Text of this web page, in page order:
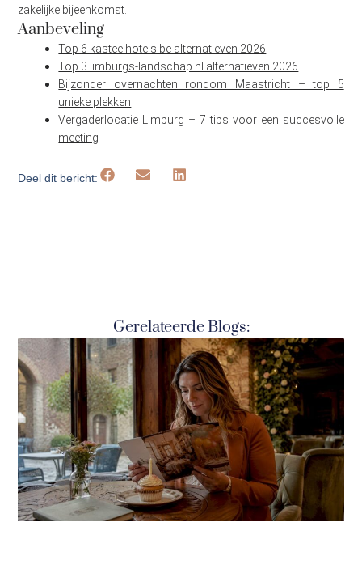
zakelijke bijeenkomst.
Aanbeveling
Top 6 kasteelhotels.be alternatieven 2026
Top 3 limburgs-landschap.nl alternatieven 2026
Bijzonder overnachten rondom Maastricht – top 5
unieke plekken
Vergaderlocatie Limburg – 7 tips voor een succesvolle
meeting
Deel dit bericht:
Gerelateerde Blogs: